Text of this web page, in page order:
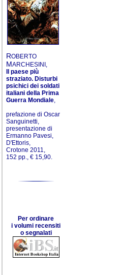
ROBERTO
MARCHESINI,
Il paese più
straziato. Disturbi
psichici dei soldati
italiani della Prima
Guerra Mondiale,
prefazione di Oscar
Sanguinetti,
presentazione di
Ermanno Pavesi,
D'Ettoris,
Crotone 2011,
152 pp., € 15,90.
Per ordinare
i volumi recensiti
o segnalati